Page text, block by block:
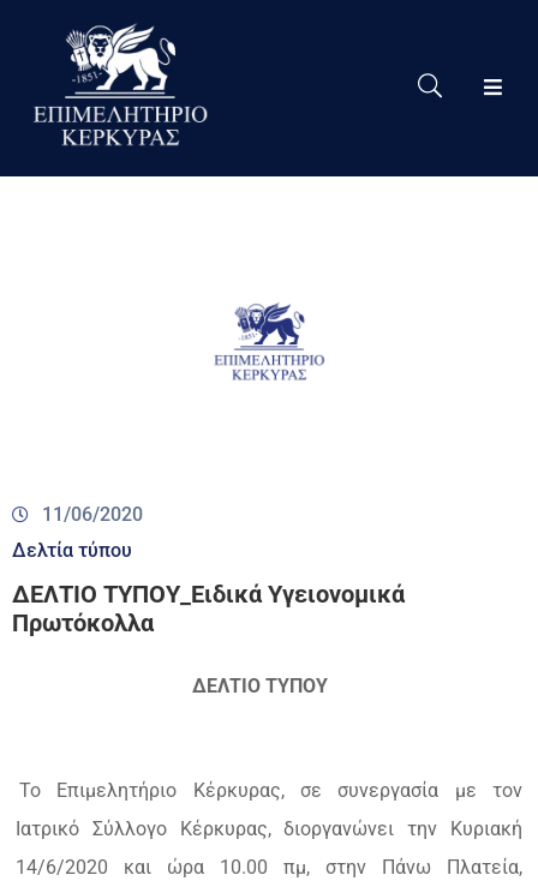
Το
Eπιμελητήριο
11/06/2020
Δελτία τύπου
ΔΕΛΤΙΟ ΤΥΠΟΥ_Ειδικά Υγειονομικά
Πρωτόκολλα
ΔΕΛΤΙΟ ΤΥΠΟΥ
Το Επιμελητήριο Κέρκυρας, σε συνεργασία με τον
Ιατρικό Σύλλογο Κέρκυρας, διοργανώνει την Κυριακή
14/6/2020 και ώρα 10.00 πμ, στην Πάνω Πλατεία,